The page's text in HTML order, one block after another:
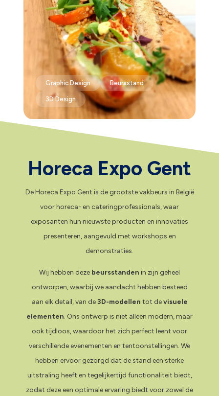
Graphic Design Beursstand
3D Design
Horeca Expo Gent
De Horeca Expo Gent is de grootste vakbeurs in België
voor horeca- en cateringprofessionals, waar
exposanten hun nieuwste producten en innovaties
presenteren, aangevuld met workshops en
demonstraties.
Wij hebben deze beursstanden in zijn geheel
ontworpen, waarbij we aandacht hebben besteed
aan elk detail, van de3D-modellen tot devisuele
elementen. Ons ontwerp is niet alleen modern, maar
ook tijdloos, waardoor het zich perfect leent voor
verschillende evenementen en tentoonstellingen. We
hebben ervoor gezorgd dat de stand een sterke
uitstraling heeft en tegelijkertijd functionaliteit biedt,
zodat deze een optimale ervaring biedt voor zowel de